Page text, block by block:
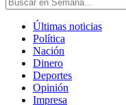
Últimas noticias
Política
Nación
Dinero
Deportes
Opinión
Impresa